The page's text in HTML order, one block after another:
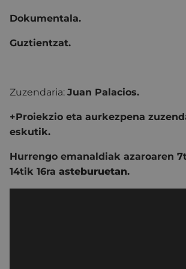
Dokumentala.
Guztientzat.
Zuzendaria: Juan Palacios.
+Proiekzio eta aurkezpena
eskutik.
Hurrengo emanaldiak azaroaren
14tik 16ra asteburuetan.